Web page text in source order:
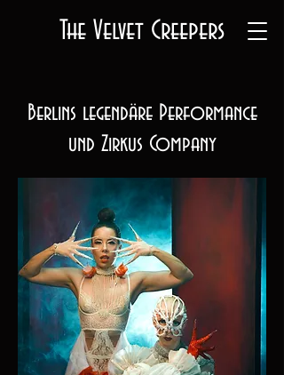
The Velvet Creepers
Berlins legendäre Performance
und Zirkus Company